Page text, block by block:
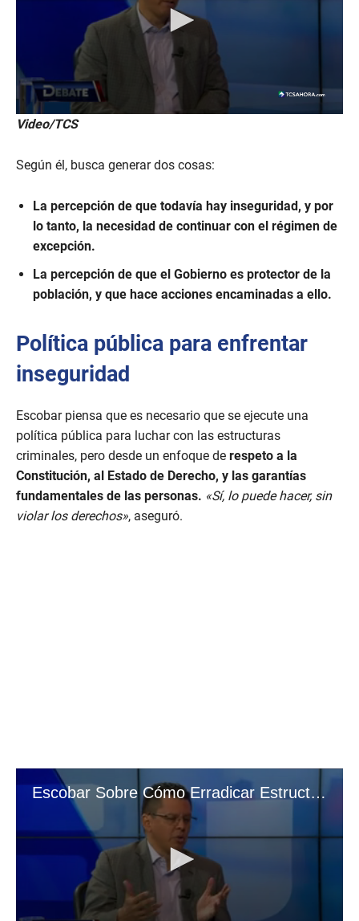
Video/TCS
Según él, busca generar dos cosas:
La percepción de que todavía hay inseguridad, y por
lo tanto, la necesidad de continuar con el régimen de
excepción.
La percepción de que el Gobierno es protector de la
población, y que hace acciones encaminadas a ello.
Política pública para enfrentar
inseguridad
Escobar piensa que es necesario que se ejecute una
política pública para luchar con las estructuras
criminales, pero desde un enfoque de respeto a la
Constitución, al Estado de Derecho, y las garantías
fundamentales de las personas. «Sí, lo puede hacer, sin
violar los derechos», aseguró.